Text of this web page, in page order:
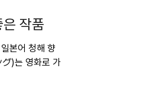
작품
본어 청해 향
)는 영화로 가